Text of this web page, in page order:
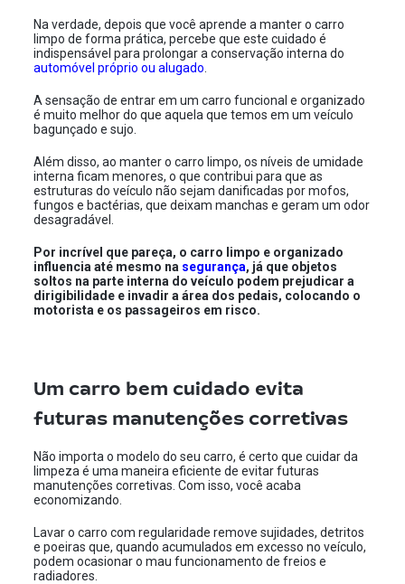
Na verdade, depois que você aprende a manter o carro
limpo de forma prática, percebe que este cuidado é
indispensável para prolongar a conservação interna do
automóvel próprio ou alugado
A sensação de entrar em um carro funcional e organizado
é muito melhor do que aquela que temos em um veículo
bagunçado e sujo.
Além disso, ao manter o carro limpo, os níveis de umidade
interna ficam menores, o que contribui para que as
estruturas do veículo não sejam danificadas por mofos,
fungos e bactérias, que deixam manchas e geram um odor
desagradável.
Por incrível que pareça, o carro limpo e organizado
influencia até mesmo na segurança, já que objetos
soltos na parte interna do veículo podem prejudicar a
dirigibilidade e invadir a área dos pedais, colocando o
motorista e os passageiros em risco.
Um carro bem cuidado evita
futuras manutenções corretivas
Não importa o modelo do seu carro, é certo que cuidar da
limpeza é uma maneira eficiente de evitar futuras
manutenções corretivas. Com isso, você acaba
economizando.
Lavar o carro com regularidade remove sujidades, detritos
e poeiras que, quando acumulados em excesso no veículo,
podem ocasionar o mau funcionamento de freios e
radiadores.